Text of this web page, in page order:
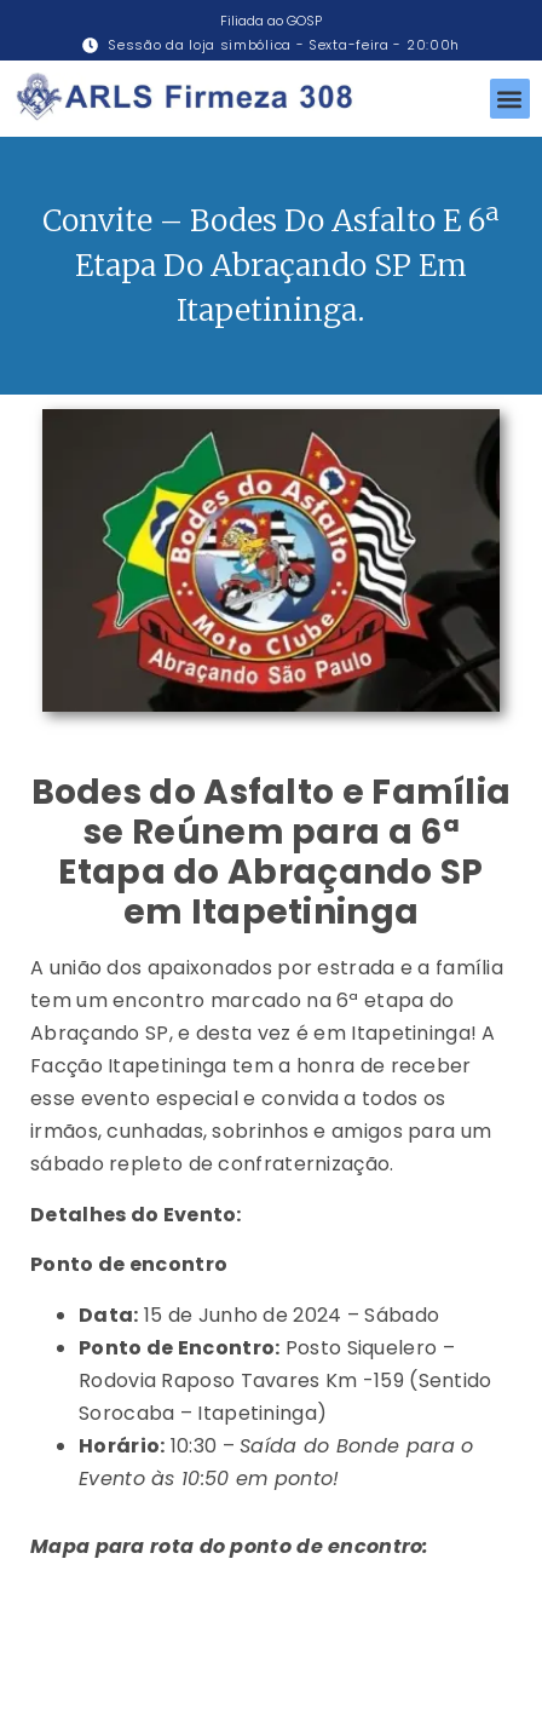
Filiada ao GOSP
Sessão da loja simbólica - Sexta-feira - 20:00h
Convite – Bodes Do Asfalto E 6ª
Etapa Do Abraçando SP Em
Itapetininga.
Bodes do Asfalto e Família
se Reúnem para a 6ª
Etapa do Abraçando SP
em Itapetininga
A união dos apaixonados por estrada e a família
tem um encontro marcado na 6ª etapa do
Abraçando SP, e desta vez é em Itapetininga! A
Facção Itapetininga tem a honra de receber
esse evento especial e convida a todos os
irmãos, cunhadas, sobrinhos e amigos para um
sábado repleto de confraternização.
Detalhes do Evento:
Ponto de encontro
Data: 15 de Junho de 2024 – Sábado
Ponto de Encontro: Posto Siquelero –
Rodovia Raposo Tavares Km -159 (Sentido
Sorocaba – Itapetininga)
Horário: 10:30 –Saída do Bonde para o
Evento às 10:50 em ponto!
Mapa para rota do ponto de encontro: